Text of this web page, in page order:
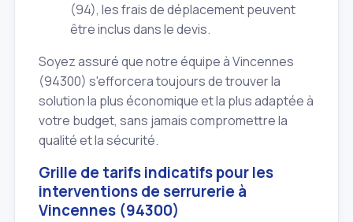
(94), les frais de déplacement peuvent
être inclus dans le devis.
Soyez assuré que notre équipe à Vincennes
(94300) s'efforcera toujours de trouver la
solution la plus économique et la plus adaptée à
votre budget, sans jamais compromettre la
qualité et la sécurité.
Grille de tarifs indicatifs pour les
interventions de serrurerie à
Vincennes (94300)